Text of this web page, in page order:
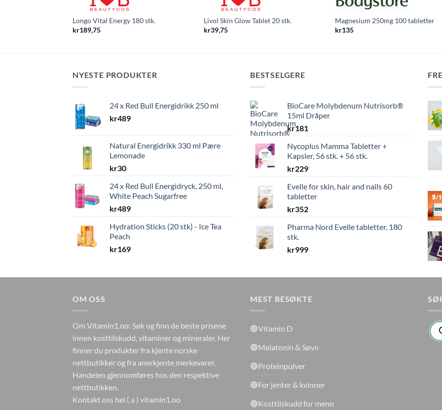
Longo Vital Energy 180 stk.
kr189,75
Livol Skin Glow Tablet 20 stk.
kr39,75
Magnesium 250mg 100 tabletter
kr135
NYESTE PRODUKTER
24 x Red Bull Energidrikk 250 ml
kr489
Natural Energidrikk 330 ml Pære
Lemonade
kr30
24 x Red Bull Energidryck, 250 ml,
White Peach Sugarfree
kr489
Hydration Sticks (20 stk) - Ice Tea
Peach
kr169
BESTSELGERE
BioCare Molybdenum Nutrisorb®
15ml Dråper
kr181
Nycoplus Mamma Tabletter +
Kapsler, 56 stk. + 56 stk.
kr229
Evelle for skin, hair and nails 60
tabletter
kr352
Pharma Nord Evelle tabletter, 180
stk.
kr999
OM OSS
Om Vitamin1.no: Søk og finn de beste prisene
innen kosttilskudd, vitaminer og mineraler. Her
finner du produkter fra kjente norske
nettbutikker og fra anerkjente merkevarer.
Handelen gjennomføres hos den respektive
nettbutikken.
Kontakt oss hei ( a ) vitamin1.no
MEST BESØKTE
🟢Vitamin D
🟢Melatonin & Søvn
🟢Proteinpulver
🟢For jenter & kvinner
🟢Kosttilskudd for menn